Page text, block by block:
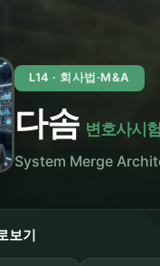
L14 · 회사법·M&A
다솜 변호사시
System Merge
보기